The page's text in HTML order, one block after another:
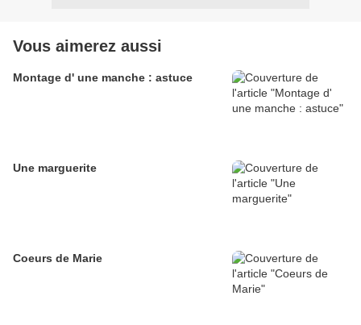
Vous aimerez aussi
Montage d' une manche : astuce
Une marguerite
Coeurs de Marie